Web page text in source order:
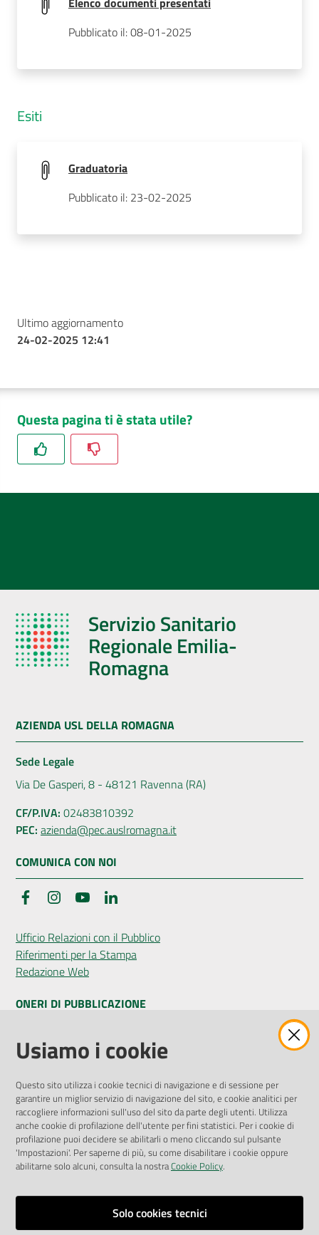
Pubblicato il: 08-01-2025
Esiti
Graduatoria
Pubblicato il: 23-02-2025
Ultimo aggiornamento
24-02-2025 12:41
Questa pagina ti è stata utile?
Servizio Sanitario
Regionale Emilia-
Romagna
AZIENDA USL DELLA ROMAGNA
Sede Legale
Via De Gasperi, 8 - 48121 Ravenna (RA)
CF/P.IVA: 02483810392
PEC: azienda@pec.auslromagna.it
COMUNICA CON NOI
FacebookInstagramYouTube
Ufficio Relazioni con il Pubblico
Riferimenti per la Stampa
Redazione Web
ONERI DI PUBBLICAZIONE
Amministrazione Trasparente
Pubblicità legale
Privacy Policy
Attuazione Misure PNRR
Liste di Attesa
ENTI, IMPRESE E PARTNER
Fatturazione Elettronica
Richiesta Patrocinio
Usiamo i cookie
Questo sito utilizza i cookie tecnici di navigazione e di sessione per
garantire un miglior servizio di navigazione del sito, e cookie analitici per
raccogliere informazioni sull'uso del sito da parte degli utenti. Utilizza
anche cookie di profilazione dell'utente per fini statistici. Per i cookie di
profilazione puoi decidere se abilitarli o meno cliccando sul pulsante
'Impostazioni'. Per saperne di più, su come disabilitare i cookie oppure
abilitarne solo alcuni, consulta la nostraCookie Policy.
Solo cookies tecnici